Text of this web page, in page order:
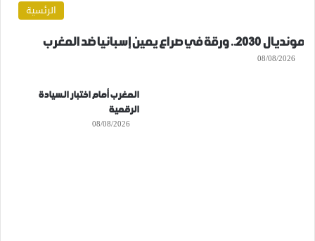
الرئسية
مونديال 2030.. ورقة في صراع يمين إسبانيا ضد المغرب
08/08/2026
المغرب أمام اختبار السيادة
الرقمية
08/08/2026